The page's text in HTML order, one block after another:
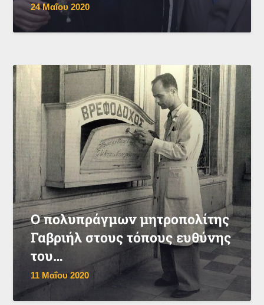
24 Μαΐου 2020
Ο πολυπράγμων μητροπολίτης
Γαβριήλ στους τόπους ευθύνης
του…
11 Μαΐου 2020